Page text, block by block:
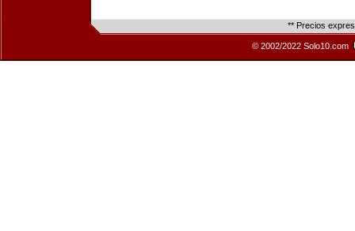
** Precios
© 2002/2022 Solo10.com